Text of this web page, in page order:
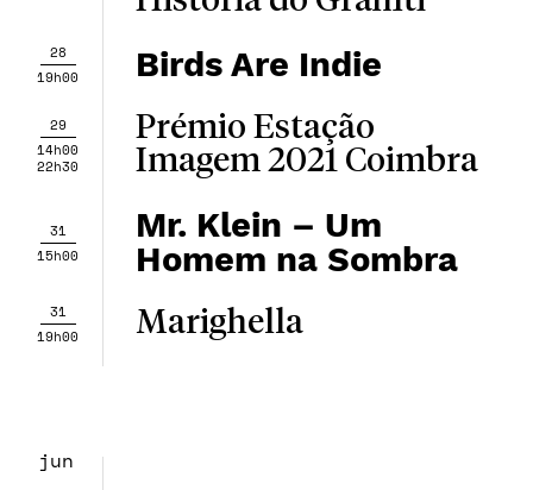
28
19h00
Birds Are Indie
29
14h00
22h30
Prémio Estação
Imagem 2021 Coimbra
31
15h00
Mr. Klein – Um
Homem na Sombra
31
19h00
Marighella
jun